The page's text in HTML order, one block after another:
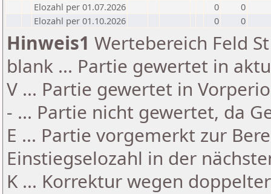
Elozahl per 01.07.2026
0
0
Elozahl per 01.10.2026
0 0
Hinweis1 Wertebereich Feld
blank ... Partie gewertet in
V ... Partie gewertet in
- ... Partie nicht gewertet, da
E ... Partie vorgemerkt zur
Einstiegselozahl in der
K ... Korrektur wegen